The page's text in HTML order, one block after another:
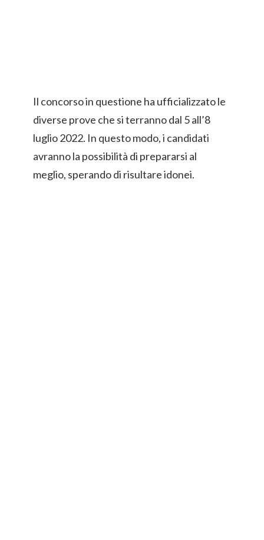
Il concorso in questione ha ufficializzato le
diverse prove che si terranno dal 5 all’8
luglio 2022. In questo modo, i candidati
avranno la possibilità di prepararsi al
meglio, sperando di risultare idonei.